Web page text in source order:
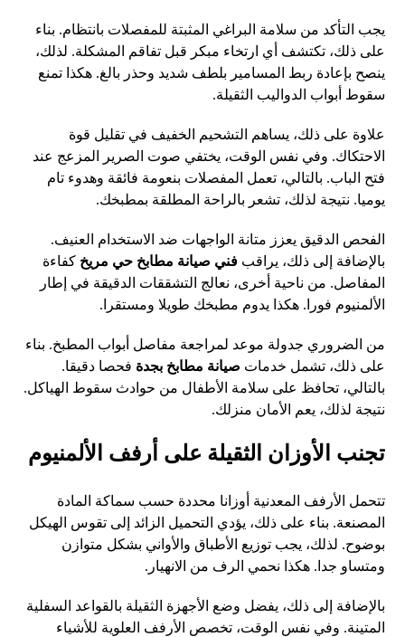
يجب التأكد من سلامة البراغي المثبتة للمفصلات بانتظام. بناء
على ذلك، تكتشف أي ارتخاء مبكر قبل تفاقم المشكلة. لذلك،
ينصح بإعادة ربط المسامير بلطف شديد وحذر بالغ. هكذا تمنع
سقوط أبواب الدواليب الثقيلة.
علاوة على ذلك، يساهم التشحيم الخفيف في تقليل قوة
الاحتكاك. وفي نفس الوقت، يختفي صوت الصرير المزعج عند
فتح الباب. بالتالي، تعمل المفصلات بنعومة فائقة وهدوء تام
يوميا. نتيجة لذلك، تشعر بالراحة المطلقة بمطبخك.
الفحص الدقيق يعزز متانة الواجهات ضد الاستخدام العنيف.
بالإضافة إلى ذلك، يراقبفني صيانة مطابخ حي مريخ كفاءة
المفاصل. من ناحية أخرى، نعالج التشققات الدقيقة في إطار
الألمنيوم فورا. هكذا يدوم مطبخك طويلا ومستقرا.
من الضروري جدولة موعد لمراجعة مفاصل أبواب المطبخ. بناء
على ذلك، تشمل خدمات صيانة مطابخ بجدة فحصا دقيقا.
بالتالي، تحافظ على سلامة الأطفال من حوادث سقوط الهياكل.
نتيجة لذلك، يعم الأمان منزلك.
تجنب الأوزان الثقيلة على أرفف الألمنيوم
تتحمل الأرفف المعدنية أوزانا محددة حسب سماكة المادة
المصنعة. بناء على ذلك، يؤدي التحميل الزائد إلى تقوس الهيكل
بوضوح. لذلك، يجب توزيع الأطباق والأواني بشكل متوازن
ومتساو جدا. هكذا نحمي الرف من الانهيار.
بالإضافة إلى ذلك، يفضل وضع الأجهزة الثقيلة بالقواعد السفلية
المتينة. وفي نفس الوقت، تخصص الأرفف العلوية للأشياء